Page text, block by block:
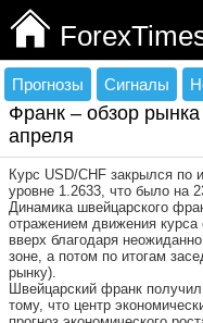
Прогнозы Сигналы
Франк – обзор
апреля
Курс USD/CHF закрылся по
уровне 1.2633, что было на
Динамика швейцарского
отражением движения
вверх благодаря
зоне, а потом по итогам
рынку).
Швейцарский франк
тому, что центр